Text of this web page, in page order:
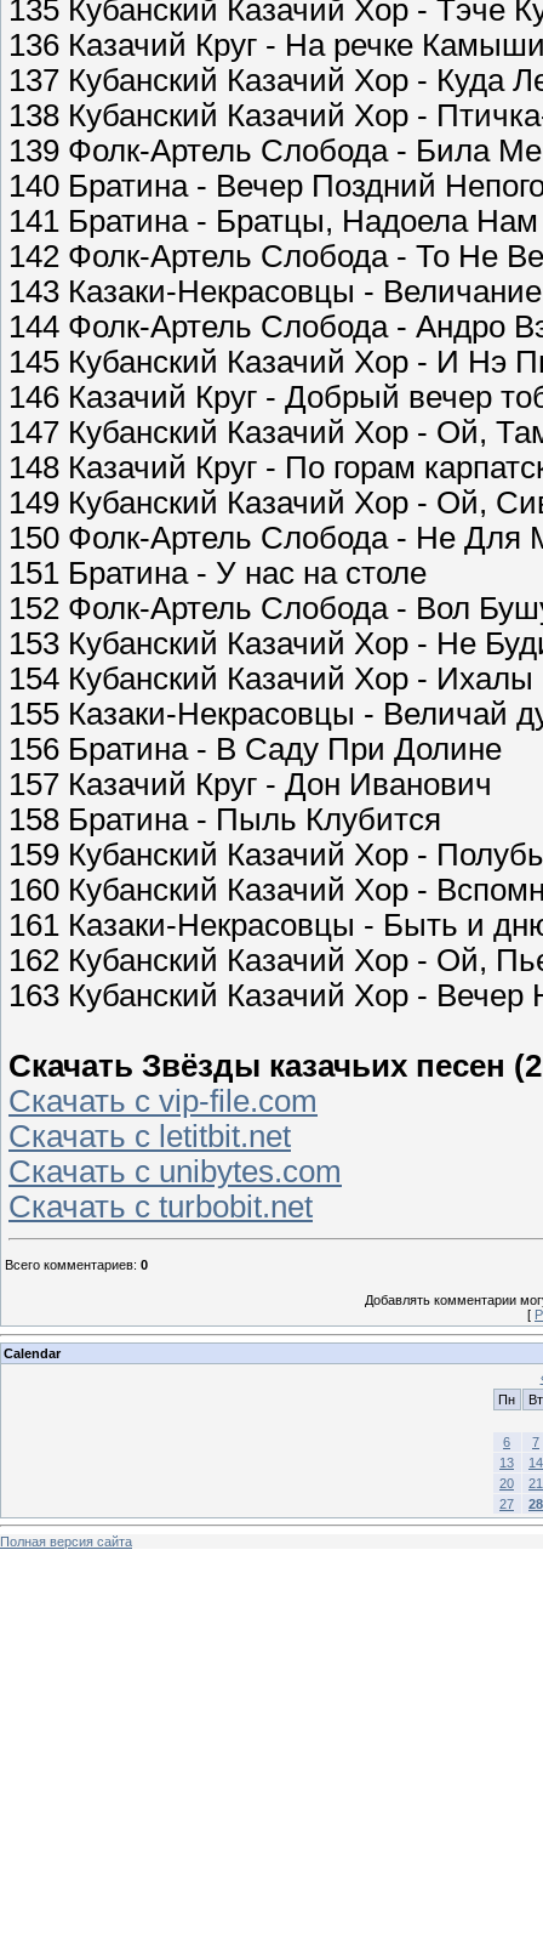
135 Кубанский Казачий Хор - Тэче
136 Казачий Круг - На речке
137 Кубанский Казачий Хор - Куда
138 Кубанский Казачий Хор -
139 Фолк-Артель Слобода - Била
140 Братина - Вечер Поздний
141 Братина - Братцы, Надоела
142 Фолк-Артель Слобода - То Не
143 Казаки-Некрасовцы -
144 Фолк-Артель Слобода - Андро
145 Кубанский Казачий Хор - И Нэ
146 Казачий Круг - Добрый вечер
147 Кубанский Казачий Хор - Ой,
148 Казачий Круг - По горам
149 Кубанский Казачий Хор - Ой,
150 Фолк-Артель Слобода - Не Для
151 Братина - У нас на столе
152 Фолк-Артель Слобода - Вол
153 Кубанский Казачий Хор - Не
154 Кубанский Казачий Хор -
155 Казаки-Некрасовцы - Величай
156 Братина - В Саду При Долине
157 Казачий Круг - Дон Иванович
158 Братина - Пыль Клубится
159 Кубанский Казачий Хор -
160 Кубанский Казачий Хор -
161 Казаки-Некрасовцы - Быть и
162 Кубанский Казачий Хор - Ой,
163 Кубанский Казачий Хор - Вечер
Скачать Звёзды казачьих песен
Скачать с vip-file.com
Скачать с letitbit.net
Скачать с unibytes.com
Скачать с turbobit.net
Всего комментариев: 0
Добавлять комментарии
[
Calendar
Пн
Вт
6
7
13
14
20
21
27
28
Полная версия сайта